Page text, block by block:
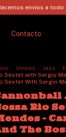
a todo el pais y resto
Contacto
. Vinilos . Jazz .
Sextet with Sergio
Sextet With Sergio
Rio
-
The